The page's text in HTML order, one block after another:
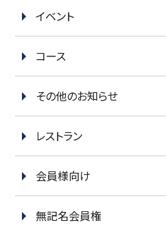
イベント
コース
その他のお知らせ
レストラン
会員様向け
無記名会員権